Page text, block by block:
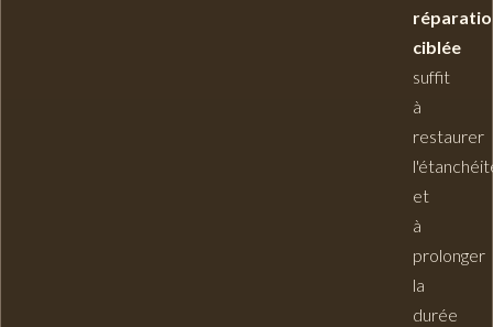
ciblée
suffit
à
restaurer
et
à
prolonger
la
durée